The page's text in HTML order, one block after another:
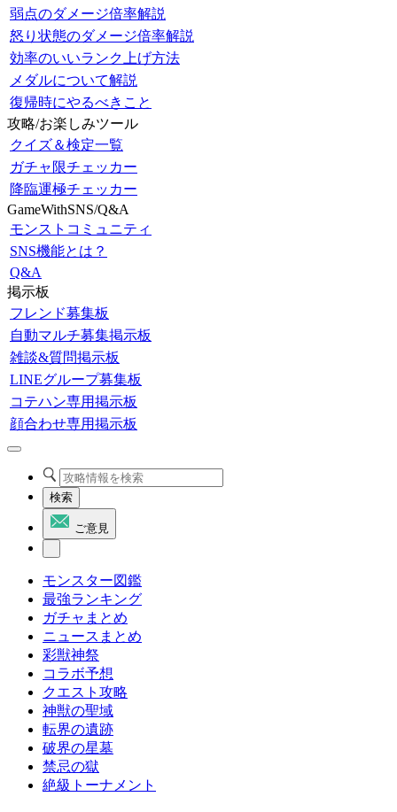
弱点のダメージ倍率解説
怒り状態のダメージ倍率解説
効率のいいランク上げ方法
メダルについて解説
復帰時にやるべきこと
攻略/お楽しみツール
クイズ＆検定一覧
ガチャ限チェッカー
降臨運極チェッカー
GameWithSNS/Q&A
モンストコミュニティ
SNS機能とは？
Q&A
掲示板
フレンド募集板
自動マルチ募集掲示板
雑談&質問掲示板
LINEグループ募集板
コテハン専用掲示板
顔合わせ専用掲示板
検索
ご意見
モンスター図鑑
最強ランキング
ガチャまとめ
ニュースまとめ
彩獣神祭
コラボ予想
クエスト攻略
神獣の聖域
転界の遺跡
破界の星墓
禁忌の獄
絶級トーナメント